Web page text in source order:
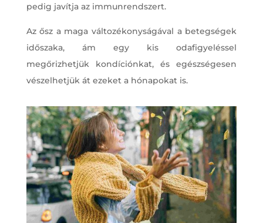
pedig javítja az immunrendszert.
Az ősz a maga változékonyságával a betegségek
időszaka, ám egy kis odafigyeléssel
megőrizhetjük kondíciónkat, és egészségesen
vészelhetjük át ezeket a hónapokat is.